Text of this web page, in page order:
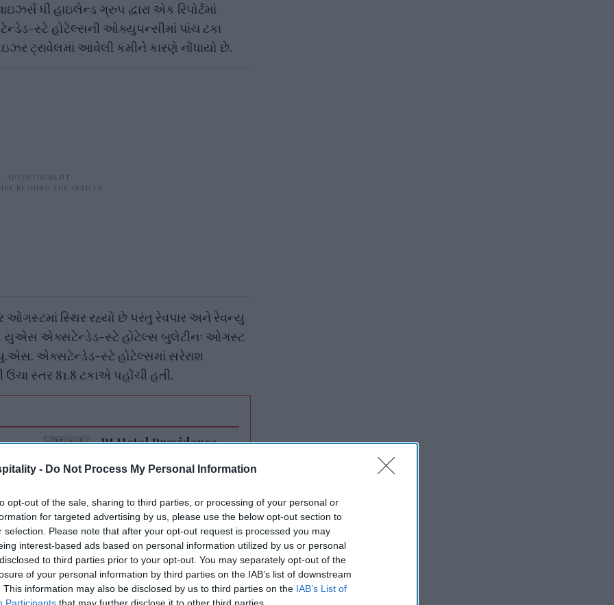
- Do Not Process My Personal Information
opt-out of the sale, sharing to third parties, or processing of your personal or
for targeted advertising by us, please use the below opt-out section to
selection. Please note that after your opt-out request is processed you may
interest-based ads based on personal information utilized by us or personal
to third parties prior to your opt-out. You may separately opt-out of the
of your personal information by third parties on the IAB’s list of downstream
This information may also be disclosed by us to third parties on the IAB’s List of
ધી હાઇલેન્ડ ગ્રુપ દ્વારા એક રિપોર્ટમાં
સ્ટે હોટેલ્સની ઓક્યુપન્સીમાં પાંચ ટકા
ટ્રાવેલમાં આવેલી કમીને કારણે નોંધાયો છે.
સ્થિર રહ્યો છે પરંતુ રેવપાર અને રેવન્યુ
યુએસ એક્સટેન્ડેડ-સ્ટે હોટેલ્સ બુલેટીનઃ ઓગસ્ટ
યુ.એસ. એક્સટેન્ડેડ-સ્ટે હોટેલ્સમાં સરેરાશ
સ્તર 81.8 ટકાએ પહોંચી હતી.
RI Hotel Providence